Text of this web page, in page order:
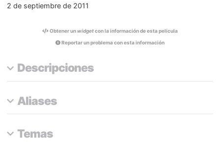
2 de septiembre de 2011
Obtener unwidgetcon la información de esta película
Reportar un problema con esta información
Descripciones
Aliases
Temas